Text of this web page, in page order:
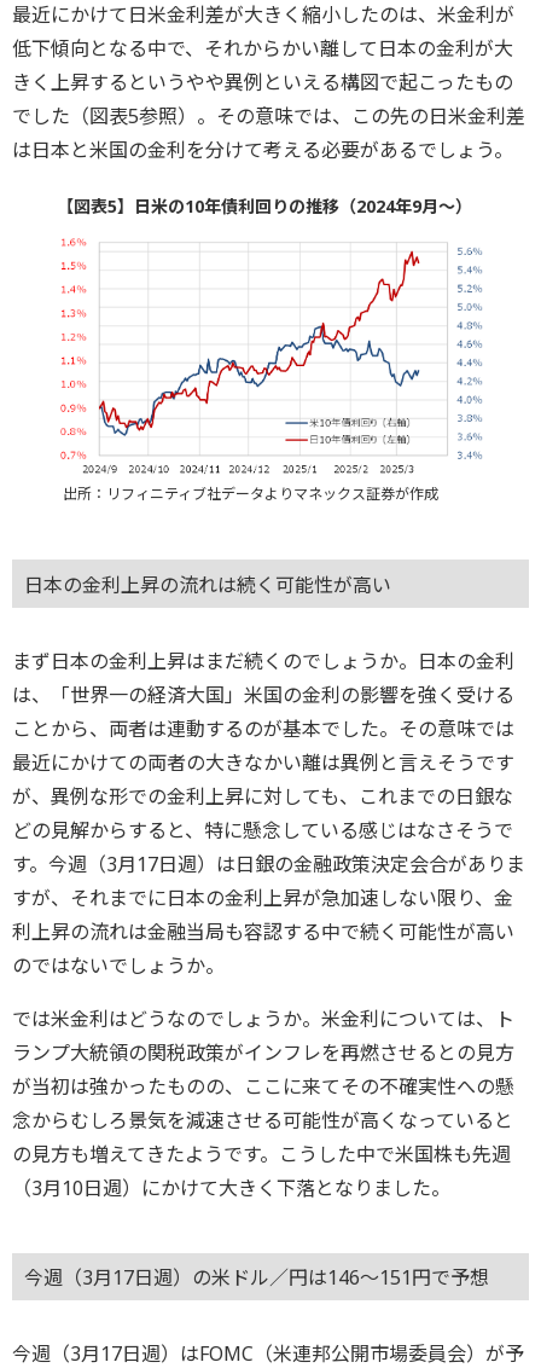
最近にかけて日米金利差が大きく縮小したのは、米金利が
低下傾向となる中で、それからかい離して日本の金利が大
きく上昇するというやや異例といえる構図で起こったもの
でした（図表5参照）。その意味では、この先の日米金利差
は日本と米国の金利を分けて考える必要があるでしょう。
【図表5】日米の10年債利回りの推移（2024年9月～）
出所：リフィニティブ社データよりマネックス証券が作成
日本の金利上昇の流れは続く可能性が高い
まず日本の金利上昇はまだ続くのでしょうか。日本の金利
は、「世界一の経済大国」米国の金利の影響を強く受ける
ことから、両者は連動するのが基本でした。その意味では
最近にかけての両者の大きなかい離は異例と言えそうです
が、異例な形での金利上昇に対しても、これまでの日銀な
どの見解からすると、特に懸念している感じはなさそうで
す。今週（3月17日週）は日銀の金融政策決定会合がありま
すが、それまでに日本の金利上昇が急加速しない限り、金
利上昇の流れは金融当局も容認する中で続く可能性が高い
のではないでしょうか。
では米金利はどうなのでしょうか。米金利については、ト
ランプ大統領の関税政策がインフレを再燃させるとの見方
が当初は強かったものの、ここに来てその不確実性への懸
念からむしろ景気を減速させる可能性が高くなっていると
の見方も増えてきたようです。こうした中で米国株も先週
（3月10日週）にかけて大きく下落となりました。
今週（3月17日週）の米ドル／円は146～151円で予想
今週（3月17日週）はFOMC（米連邦公開市場委員会）が予